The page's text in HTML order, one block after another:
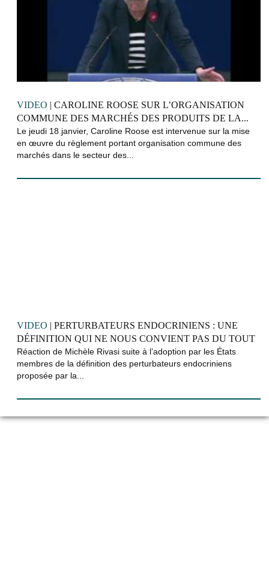
VIDEO | CAROLINE ROOSE SUR L’ORGANISATION
COMMUNE DES MARCHÉS DES PRODUITS DE LA...
Le jeudi 18 janvier, Caroline Roose est intervenue sur la mise
en œuvre du règlement portant organisation commune des
marchés dans le secteur des...
VIDEO | PERTURBATEURS ENDOCRINIENS : UNE
DÉFINITION QUI NE NOUS CONVIENT PAS DU TOUT
Réaction de Michèle Rivasi suite à l’adoption par les États
membres de la définition des perturbateurs endocriniens
proposée par la...